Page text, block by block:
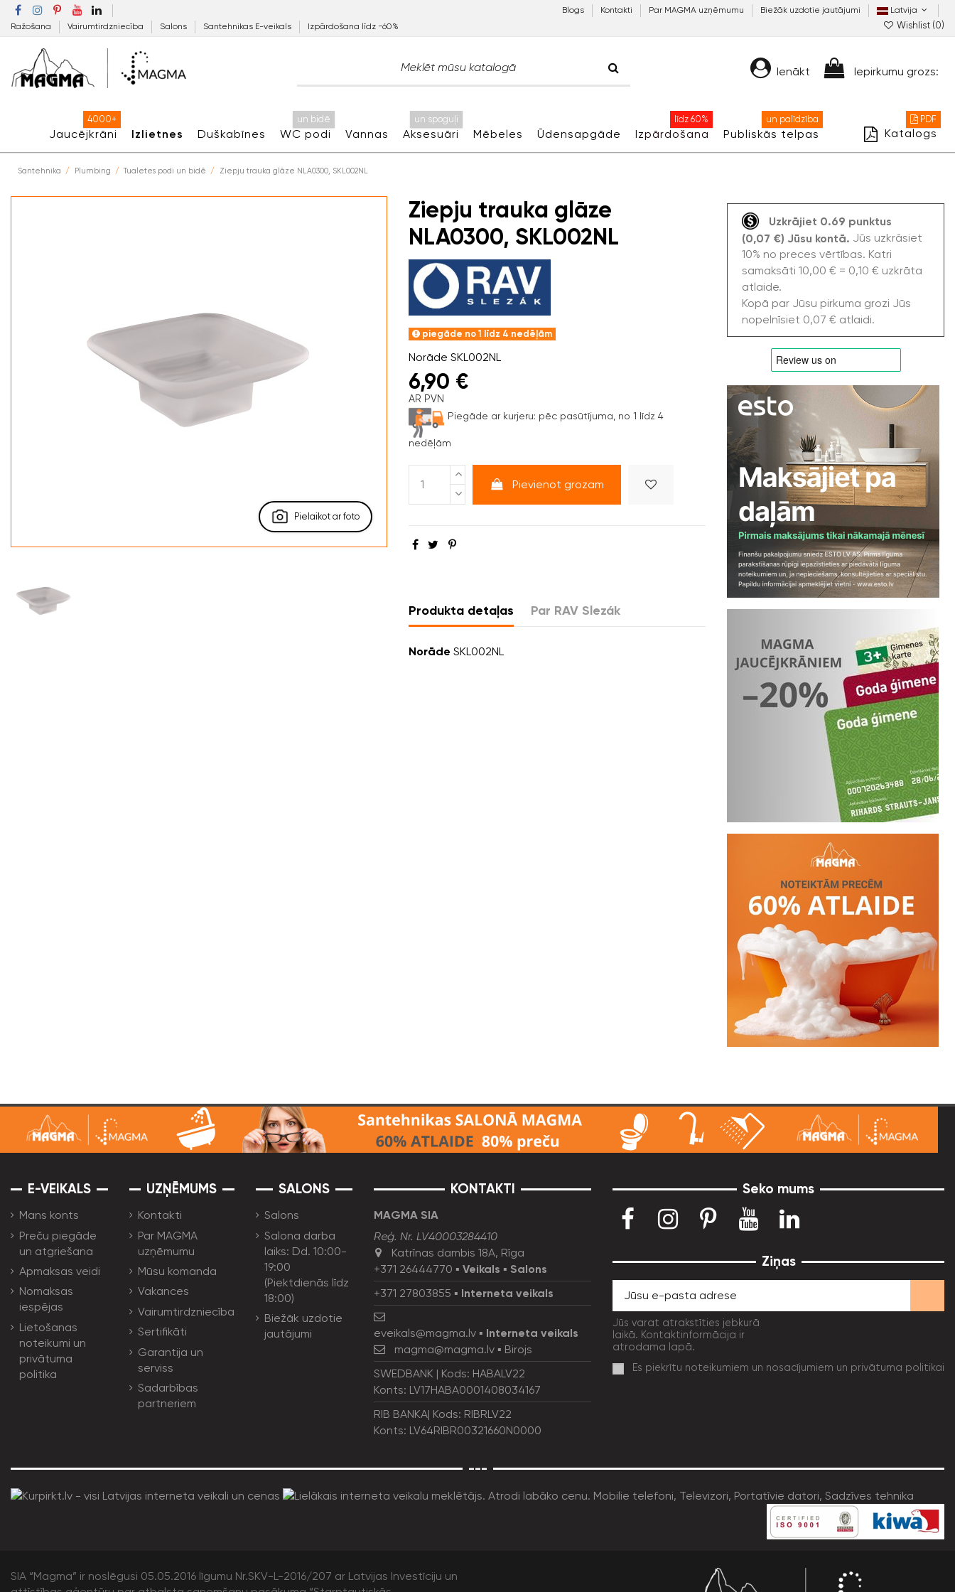
Ražošana Vairumtirdzniecība Salons Santehnikas E-veikals Izpārdošana līdz −60%
Blogs Kontakti Par MAGMA uzņēmumu Biežāk uzdotie jautājumi Latvija
Wishlist (0)
Ienākt Iepirkumu grozs:
Jaucējkrāni
4000+
Izlietnes Duškabīnes WC podi
un bidē
Vannas Aksesuāri
un spoguļi
Mēbeles Ūdensapgāde Izpārdošana
līdz 60%
Publiskās telpas
un palīdzība
Katalogs
PDF
Santehnika Plumbing Tualetes podi un bidē Ziepju trauka glāze NLA0300, SKL002NL
Pielaikot ar foto
Ziepju trauka glāze
NLA0300, SKL002NL
piegāde no 1 līdz 4 nedēļām
Norāde SKL002NL
6,90 €
AR PVN
Piegāde ar kurjeru: pēc pasūtījuma, no 1 līdz 4
nedēļām
Pievienot grozam
Produkta detaļas Par RAV Slezák
Norāde SKL002NL
Uzkrājiet 0.69 punktus
(0,07 €) Jūsu kontā. Jūs uzkrāsiet
10% no preces vērtības. Katri
samaksāti 10,00 € = 0,10 € uzkrāta
atlaide.
Kopā par Jūsu pirkuma grozi Jūs
nopelnīsiet 0,07 € atlaidi.
E-VEIKALS
Mans konts
Preču piegāde
un atgriešana
Apmaksas veidi
Nomaksas
iespējas
Lietošanas
noteikumi un
privātuma
politika
UZŅĒMUMS
Kontakti
Par MAGMA
uzņēmumu
Mūsu komanda
Vakances
Vairumtirdzniecība
Sertifikāti
Garantija un
serviss
Sadarbības
partneriem
SALONS
Salons
Salona darba
laiks: Dd. 10:00-
19:00
(Piektdienās līdz
18:00)
Biežāk uzdotie
jautājumi
KONTAKTI
MAGMA SIA
Reģ. Nr. LV40003284410
Katrīnas dambis 18A, Rīga
+371 26444770 ▪ Veikals ▪ Salons
+371 27803855 ▪ Interneta veikals
eveikals@magma.lv ▪ Interneta veikals
magma@magma.lv▪ Birojs
SWEDBANK | Kods: HABALV22
Konts: LV17HABA0001408034167
RIB BANKA| Kods: RIBRLV22
Konts: LV64RIBR00321660N0000
Seko mums
Ziņas
Jūs varat atrakstīties jebkurā
laikā. Kontaktinformācija ir
atrodama lapā.
Es piekrītu noteikumiem un nosacījumiem un privātuma politikai
---
SIA “Magma” ir noslēgusi 05.05.2016 līgumu Nr.SKV-L-2016/207 ar Latvijas Investīciju un